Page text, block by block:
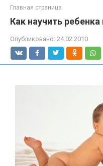
Главная страница
Как научить ребенка
Опубликовано: 24.02.2010